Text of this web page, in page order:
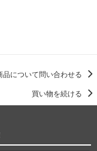
品について問い合わせる
買い物を続ける